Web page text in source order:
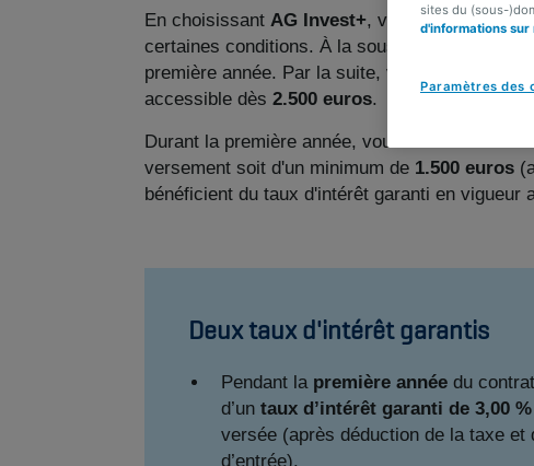
En choisissant AG Invest+, vous placez votre
certaines conditions. À la souscription du
première année. Par la suite, vous bénéficiez
accessible dès 2.500 euros.
Durant la première année, vous avez la liberté
versement soit d'un minimum de 1.500 euros
bénéficient du taux d'intérêt garanti en vigueur
Deux taux d'intérêt garantis
Pendant lapremière année du
d’un taux d’intérêt garanti de 3,00 %
versée (après déduction de la taxe et
d’entrée).
sites du (sous-
d'informations
Paramètres des